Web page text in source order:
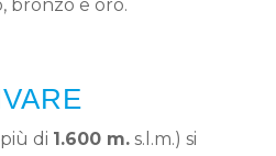
bronzo e oro.
di 1.600 m.s.l.m.) si